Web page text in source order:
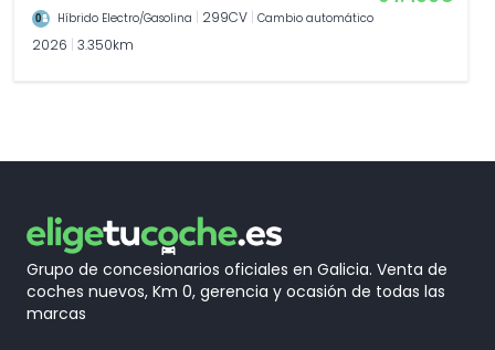
Híbrido Electro/Gasolina 299CV Cambio automático
2026 3.350km
Grupo de concesionarios oficiales en Galicia. Venta de
coches nuevos, Km 0, gerencia y ocasión de todas las
marcas